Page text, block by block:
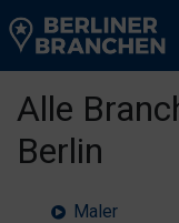
Alle
Berlin
Maler